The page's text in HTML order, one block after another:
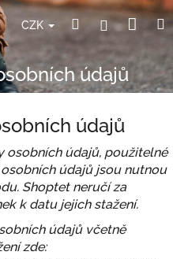
CZK HledatPřihlášení
údajů
údajů
osobních údajů, použitelné
údajů jsou nutnou
Shoptet neručí za
k datu jejich stažení.
údajů včetně
zde: